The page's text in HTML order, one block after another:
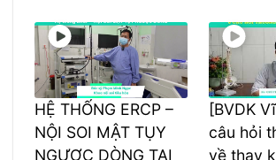
HỆ THỐNG ERCP –
NỘI SOI MẬT TỤY
NGƯỢC DÒNG TẠI
[BVDK
câu hỏi
về thay